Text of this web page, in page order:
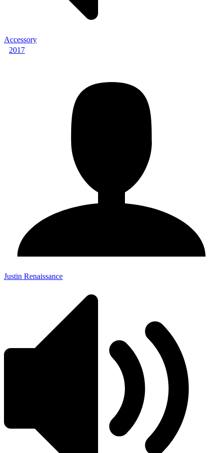
Accessory
2017
Justin Renaissance